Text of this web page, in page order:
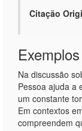
Citação
Na discussão
Pessoa ajuda a
um constante
Em contextos
compreendem